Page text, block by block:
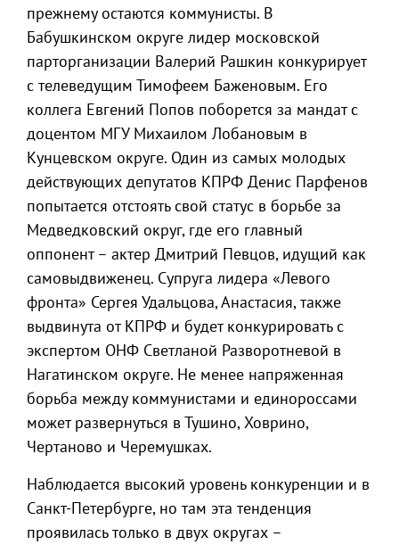
прежнему остаются коммунисты. В
Бабушкинском округе лидер московской
парторганизации Валерий Рашкин конкурирует
с телеведущим Тимофеем Баженовым. Его
коллега Евгений Попов поборется за мандат с
доцентом МГУ Михаилом Лобановым в
Кунцевском округе. Один из самых молодых
действующих депутатов КПРФ Денис Парфенов
попытается отстоять свой статус в борьбе за
Медведковский округ, где его главный
оппонент – актер Дмитрий Певцов, идущий как
самовыдвиженец. Супруга лидера «Левого
фронта» Сергея Удальцова, Анастасия, также
выдвинута от КПРФ и будет конкурировать с
экспертом ОНФ Светланой Разворотневой в
Нагатинском округе. Не менее напряженная
борьба между коммунистами и единороссами
может развернуться в Тушино, Ховрино,
Чертаново и Черемушках.
Наблюдается высокий уровень конкуренции и в
Санкт-Петербурге, но там эта тенденция
проявилась только в двух округах –